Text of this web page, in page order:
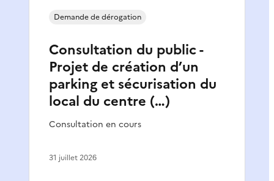
Consultation du public -
Projet de création d’un
parking et sécurisation du
local du centre (…)
Consultation en cours
Demande de dérogation
31 juillet 2026